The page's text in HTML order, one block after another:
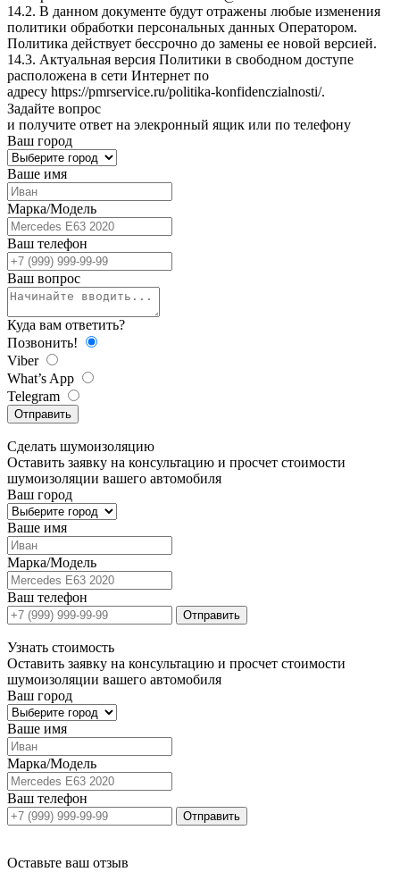
14.2. В данном документе будут отражены любые изменения
политики обработки персональных данных Оператором.
Политика действует бессрочно до замены ее новой версией.
14.3. Актуальная версия Политики в свободном доступе
расположена в сети Интернет по
адресу https://pmrservice.ru/politika-konfidenczialnosti/.
Задайте вопрос
и получите ответ на элекронный ящик или по телефону
Ваш город
Ваше имя
Марка/Модель
Ваш телефон
Ваш вопрос
Куда вам ответить?
Позвонить!
Viber
What’s App
Telegram
Отправить
Сделать шумоизоляцию
Оставить заявку на консультацию и просчет стоимости
шумоизоляции вашего автомобиля
Ваш город
Ваше имя
Марка/Модель
Ваш телефон
Отправить
Узнать стоимость
Оставить заявку на консультацию и просчет стоимости
шумоизоляции вашего автомобиля
Ваш город
Ваше имя
Марка/Модель
Ваш телефон
Отправить
Оставьте ваш отзыв